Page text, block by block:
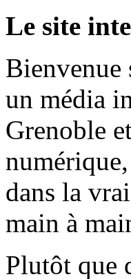
Le site
Bienvenue
un média
Grenoble
dans la
main à
Plutôt que